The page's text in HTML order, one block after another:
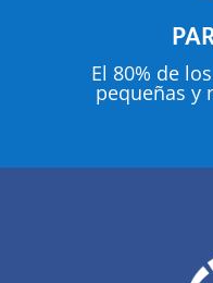
El 80% de
pequeñas y